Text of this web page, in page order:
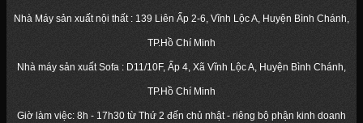
Nhà Máy sản xuất nội thất : 139 Liên Ấp 2-6, Vĩnh Lộc A, Huyện Bình Chánh,
TP.Hồ Chí Minh
Nhà máy sản xuất Sofa : D11/10F, Ấp 4, Xã Vĩnh Lộc A, Huyện Bình Chánh,
TP.Hồ Chí Minh
Giờ làm việc: 8h - 17h30 từ Thứ 2 đến chủ nhật - riêng bộ phận kinh doanh